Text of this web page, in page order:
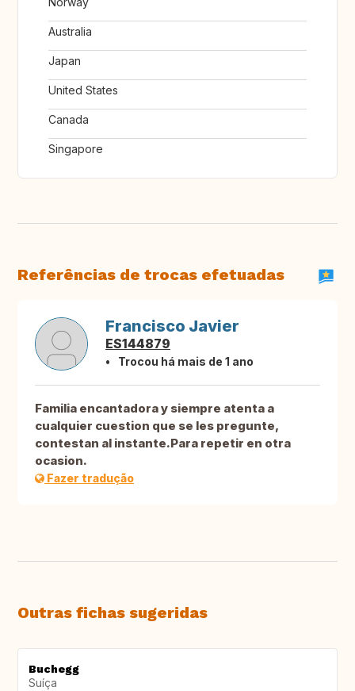
Australia
Japan
United States
Canada
Singapore
Referências de trocas efetuadas
Francisco Javier
ES144879
Trocou há mais de 1 ano
Familia encantadora y siempre atenta a
cualquier cuestion que se les pregunte,
contestan al instante.Para repetir en otra
ocasion.
Fazer tradução
Outras fichas sugeridas
Buchegg
Suíça